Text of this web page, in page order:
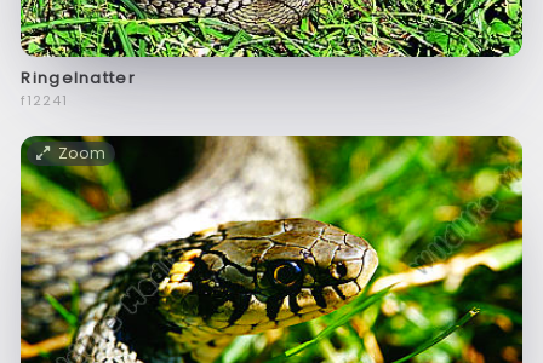
Ringelnatter
f12241
Zoom